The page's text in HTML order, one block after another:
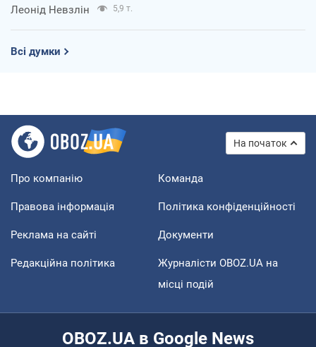
Леонід Невзлін 5,9 т.
Всі думки
На початок
Про компанію Команда
Правова інформація Політика конфіденційності
Реклама на сайті Документи
Редакційна політика
Журналісти OBOZ.UA на
місці подій
OBOZ.UA в Google News